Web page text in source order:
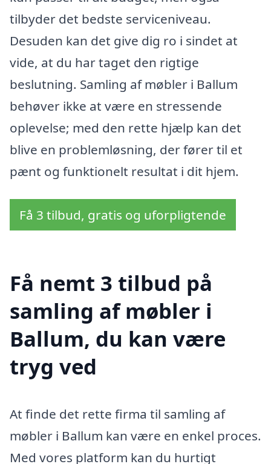
tilbyder det bedste serviceniveau.
Desuden kan det give dig ro i sindet at
vide, at du har taget den rigtige
beslutning. Samling af møbler i Ballum
behøver ikke at være en stressende
oplevelse; med den rette hjælp kan det
blive en problemløsning, der fører til et
pænt og funktionelt resultat i dit hjem.
Få 3 tilbud, gratis og uforpligtende
Få nemt 3 tilbud på
samling af møbler i
Ballum, du kan være
tryg ved
At finde det rette firma til samling af
møbler i Ballum kan være en enkel proces.
Med vores platform kan du hurtigt